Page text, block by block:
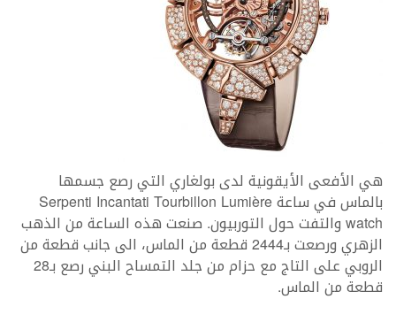
هي الأفعى الأيقونية لدى بولغاري التي رصع جسمها
بالماس في ساعة Serpenti Incantati Tourbillon Lumière
watch والتفت حول التوربيون. صنعت هذه الساعة من الذهب
الزهري ورصعت بـ2444 قطعة من الماس، الى جانب قطعة من
الروبي على التاج مع حزام من جلد التمساح البني رصع بـ28
قطعة من الماس.